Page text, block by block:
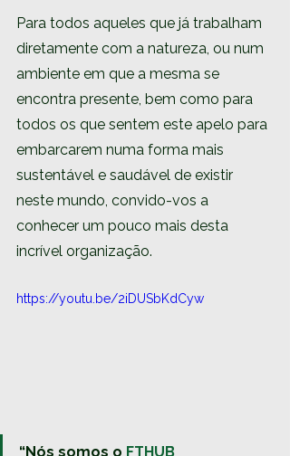
Para todos aqueles que já trabalham
diretamente com a natureza, ou num
ambiente em que a mesma se
encontra presente, bem como para
todos os que sentem este apelo para
embarcarem numa forma mais
sustentável e saudável de existir
neste mundo, convido-vos a
conhecer um pouco mais desta
incrível organização.
https://youtu.be/2iDUSbKdCyw
“Nós somos o FTHUB